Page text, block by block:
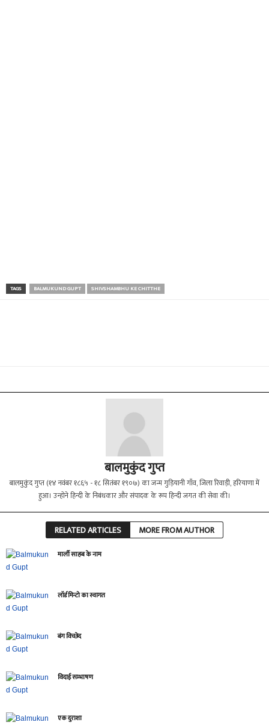
TAGS BALMUKUND GUPT SHIVSHAMBHU KE CHITTHE
बालमुकुंद गुप्त
बालमुकुंद गुप्त (१४ नवंबर १८६५ - १८ सितंबर १९०७) का जन्म गुड़ियानी गाँव, जिला रिवाड़ी, हरियाणा में
हुआ। उन्होने हिन्दी के निबंधकार और संपादक के रूप हिन्दी जगत की सेवा की।
RELATED ARTICLES MORE FROM AUTHOR
मार्ली साहब के नाम
लॉर्ड मिन्टो का स्वागत
बंग विच्छेद
विदाई सम्भाषण
एक दुराशा